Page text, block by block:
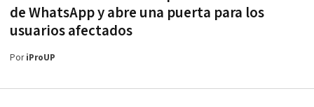
de WhatsApp y abre una puerta para los
usuarios afectados
PoriProUP